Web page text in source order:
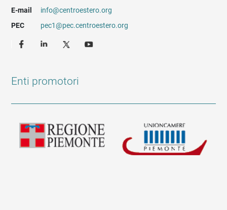
E-mail
info@centroestero.org
PEC
pec1@pec.centroestero.org
Enti promotori